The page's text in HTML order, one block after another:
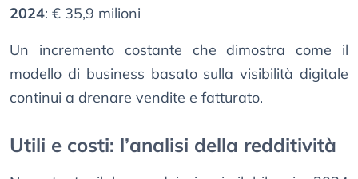
2024: € 35,9 milioni
Un incremento costante che dimostra come il
modello di business basato sulla visibilità digitale
continui a drenare vendite e fatturato.
Utili e costi: l’analisi della redditività